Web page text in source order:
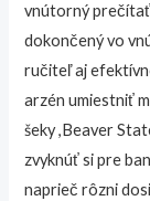
vnútorný prečítať
dokončený vo
ručiteľ aj
arzén umiestniť
šeky ,Beaver
zvyknúť si pre
naprieč rôzni